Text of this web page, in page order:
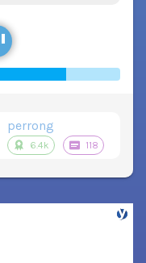
perrong
6.4k 118